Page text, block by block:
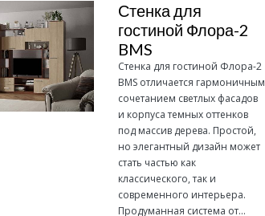
Стенка для
гостиной Флора-2
BMS
Стенка для гостиной Флора-2
BMS отличается гармоничным
сочетанием светлых фасадов
и корпуса темных оттенков
под массив дерева. Простой,
но элегантный дизайн может
стать частью как
классического, так и
современного интерьера.
Продуманная система от...